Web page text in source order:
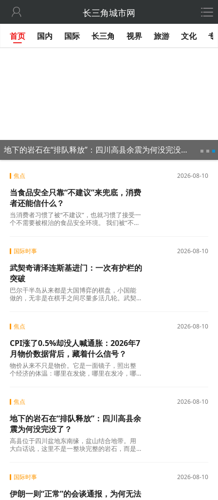
 长三角城市网
首页 国内 国际 长三角 视界 旅游 文化 专
地下的岩石在“排队释放”：四川高县余震为何没完没了？
2026-08-10
焦点
当食品安全只靠“不建议”来兜底，消费
者还能信什么？
当消费者习惯了被“不建议”，也就习惯了接受一
个不需要被根治的食品安全环境。 我们被“不建
理问题，实际上什么都没解决。
2026-08-10
国际时事
武契奇请泽连斯基进门：一次有护栏的
突破
巴尔干半岛从来都是大国博弈的棋盘，小国能
做的，无非是在棋手之间尽量多活几轮。武契
2026-08-10
焦点
CPI涨了0.5%却没人喊通胀：2026年7
月物价数据背后，藏着什么信号？
物价从来不只是物价。它是一面镜子，照出整
个经济的体温：哪里在发烧，哪里在发冷，哪
在涨、猪价快到底了。这些零散的信号拼在一
2026-08-10
焦点
地下的岩石在“排队释放”：四川高县余
震为何没完没了？
高县位于四川盆地东南缘，盆山结合地带。用
大白话说，这里不是一整块完整的岩石，而是
的小断裂和裂隙。
2026-08-10
国际时事
伊朗一则“正常”的会谈通报，为何无法